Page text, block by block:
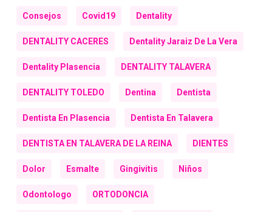
Consejos Covid19 Dentality
DENTALITY CACERES Dentality Jaraiz De La Vera
Dentality Plasencia DENTALITY TALAVERA
DENTALITY TOLEDO Dentina Dentista
Dentista En Plasencia Dentista En Talavera
DENTISTA EN TALAVERA DE LA REINA DIENTES
Dolor Esmalte Gingivitis Niños
Odontologo ORTODONCIA